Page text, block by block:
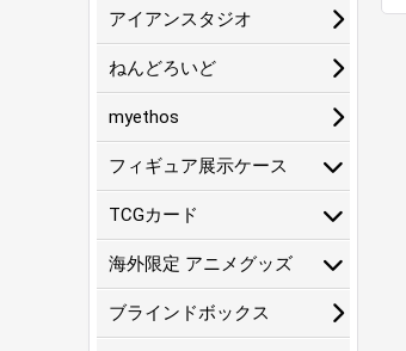
アイアンスタジオ
ねんどろいど
myethos
フィギュア展示ケース
TCGカード
海外限定 アニメグッズ
ブラインドボックス